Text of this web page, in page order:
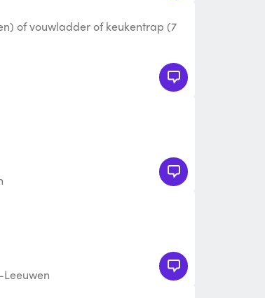
of vouwladder of keukentrap (7